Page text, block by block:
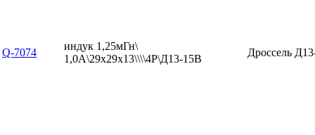
Q-7074
индук 1,25мГн\
1,0А\29x29x13\\\\4P\Д13-15В
Дроссель